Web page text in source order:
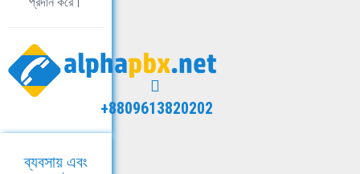
+8809613820202
ব্যবসায় এবং